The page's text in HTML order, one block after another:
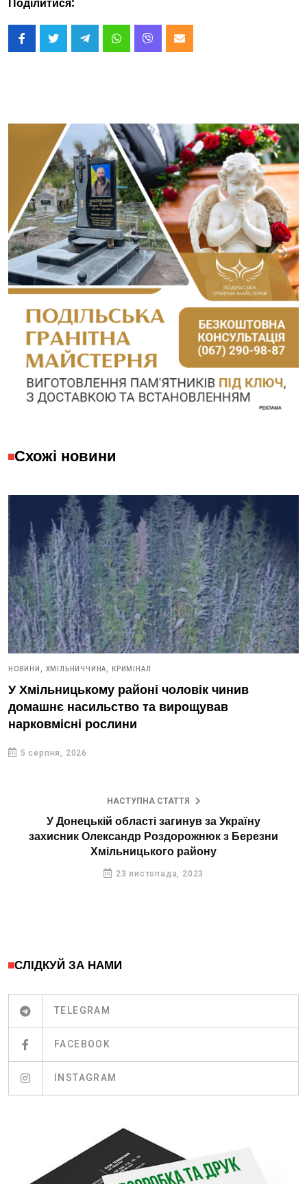
Поділитися:
Схожі новини
НОВИНИ, ХМІЛЬНИЧЧИНА, КРИМІНАЛ
У Хмільницькому районі чоловік чинив
домашнє насильство та вирощував
нарковмісні рослини
5 серпня, 2026
НАСТУПНА СТАТТЯ
У Донецькій області загинув за Україну
захисник Олександр Роздорожнюк з Березни
Хмільницького району
23 листопада, 2023
СЛІДКУЙ ЗА НАМИ
TELEGRAM
FACEBOOK
INSTAGRAM